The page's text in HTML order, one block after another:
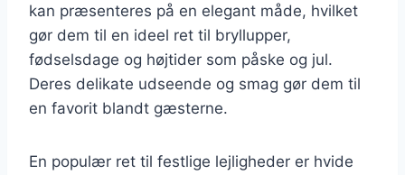
kan præsenteres på en elegant måde, hvilket
gør dem til en ideel ret til bryllupper,
fødselsdage og højtider som påske og jul.
Deres delikate udseende og smag gør dem til
en favorit blandt gæsterne.
En populær ret til festlige lejligheder er hvide